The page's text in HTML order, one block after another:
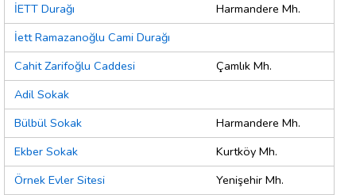
İETT Durağı
Harmandere Mh.
İett Ramazanoğlu Cami Durağı
Cahit Zarifoğlu Caddesi
Çamlık Mh.
Adil Sokak
Bülbül Sokak
Harmandere Mh.
Ekber Sokak
Kurtköy Mh.
Örnek Evler Sitesi
Yenişehir Mh.